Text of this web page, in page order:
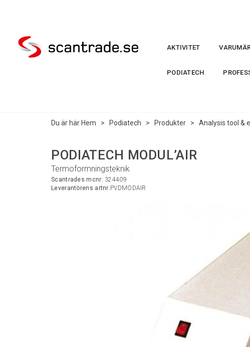
AKTIVITET
PODIATECH
Du är här Hem > Podiatech > Produkter > Analysis tool &
PODIATECH MODUL’AIR
Termoformningsteknik
Scantrades mcnr: 324409
Leverantörens artnr:PVDMODAIR